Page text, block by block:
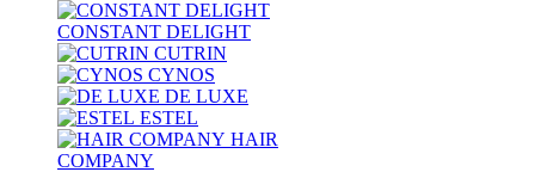
CONSTANT DELIGHT
CUTRIN
CYNOS
DE LUXE
ESTEL
HAIR
COMPANY